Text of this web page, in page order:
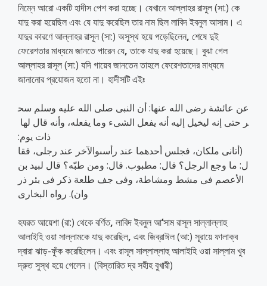
নিম্নে আরো একটি হাদীস পেশ করা হচ্ছে। যেখানে আল্লাহর রাসুল (সা:) কে
যাদু করা হয়েছিল এবং যে যাদু করেছিল তার নাম ছিল লাবিদ ইবনুল আসাম। এ
যাদুর কারণে আল্লাহর রাসূল (সা:) অসুস্থ হয়ে পড়েছিলেন, শেষে দুই
ফেরেশতার মাধ্যমে জানতে পারেন যে,তাকে যাদু করা হয়েছে। বুঝা গেল
আল্লাহর রাসূল (সা:) যদি গায়েব জানতেন তাহলে ফেরেশতাদের মাধ্যমে
জানানোর প্রয়োজন হতো না। হাদীসটি এইঃ
عن عائشة رضى الله عنها: أن النبى صلى الله عليه وسلم سح
ر حتى إنه ليخيل إليه أنه يفعل الشىء وما يفعله، وأنه قال لها
ذات يوم:
(أتانى ملكان، فجلس أحدهما عند رأسىوالآخر عند رجلى، فقا
ل: ما وجع الرجل؟ قال: مطبوب. قال: ومن طبّه؟ قال لبيد بن
الأعصم فى مشط ومشاطة، وفى جف طلعة ذكر فى بئر ذر
وان). رواه البخارى
হযরত আয়েশা (রা:) থেকে বর্ণিত, লাবিদ ইবনুল আ’সাম রাসূল সাল্লাল্লাহু
আলাইহি ওয়া সাল্লামকে যাদু করেছিল, এবং জিব্রাঈল (আ:) সূরায়ে ফালাক্ব
দ্বারা ঝাড়-ফুঁক করেছিলেন। এবং রাসূল সাল্লাল্লাহু আলাইহি ওয়া সাল্লাম খুব
দ্রুত সুস্থ হয়ে গেলেন। (বিস্তারিত দ্র সহীহ বুখারী)